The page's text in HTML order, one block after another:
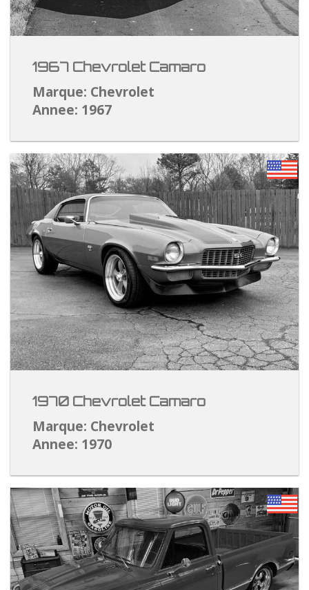
1967 Chevrolet Camaro
Marque: Chevrolet
Annee: 1967
1970 Chevrolet Camaro
Marque: Chevrolet
Annee: 1970